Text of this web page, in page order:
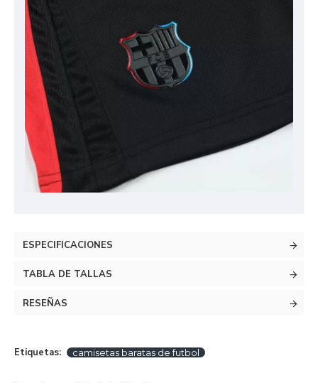
ESPECIFICACIONES
TABLA DE TALLAS
RESEÑAS
Etiquetas: camisetas baratas de futbol